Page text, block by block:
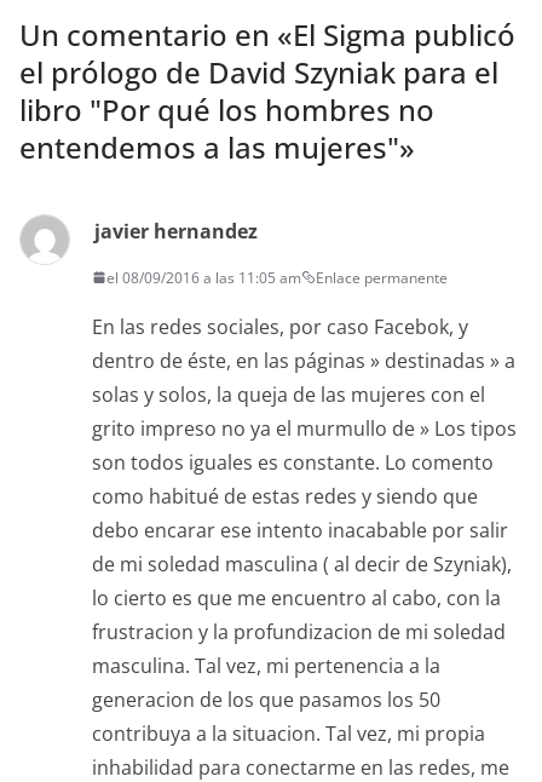
Un comentario en «El Sigma publicó
el prólogo de David Szyniak para el
libro "Por qué los hombres no
entendemos a las mujeres"»
javier hernandez
el 08/09/2016 a las 11:05 am Enlace permanente
En las redes sociales, por caso Facebok, y
dentro de éste, en las páginas » destinadas » a
solas y solos, la queja de las mujeres con el
grito impreso no ya el murmullo de » Los tipos
son todos iguales es constante. Lo comento
como habitué de estas redes y siendo que
debo encarar ese intento inacabable por salir
de mi soledad masculina ( al decir de Szyniak),
lo cierto es que me encuentro al cabo, con la
frustracion y la profundizacion de mi soledad
masculina. Tal vez, mi pertenencia a la
generacion de los que pasamos los 50
contribuya a la situacion. Tal vez, mi propia
inhabilidad para conectarme en las redes, me